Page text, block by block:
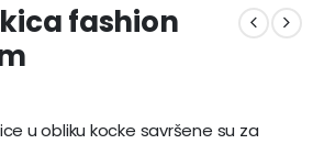
fashion
u obliku kocke savršene su za